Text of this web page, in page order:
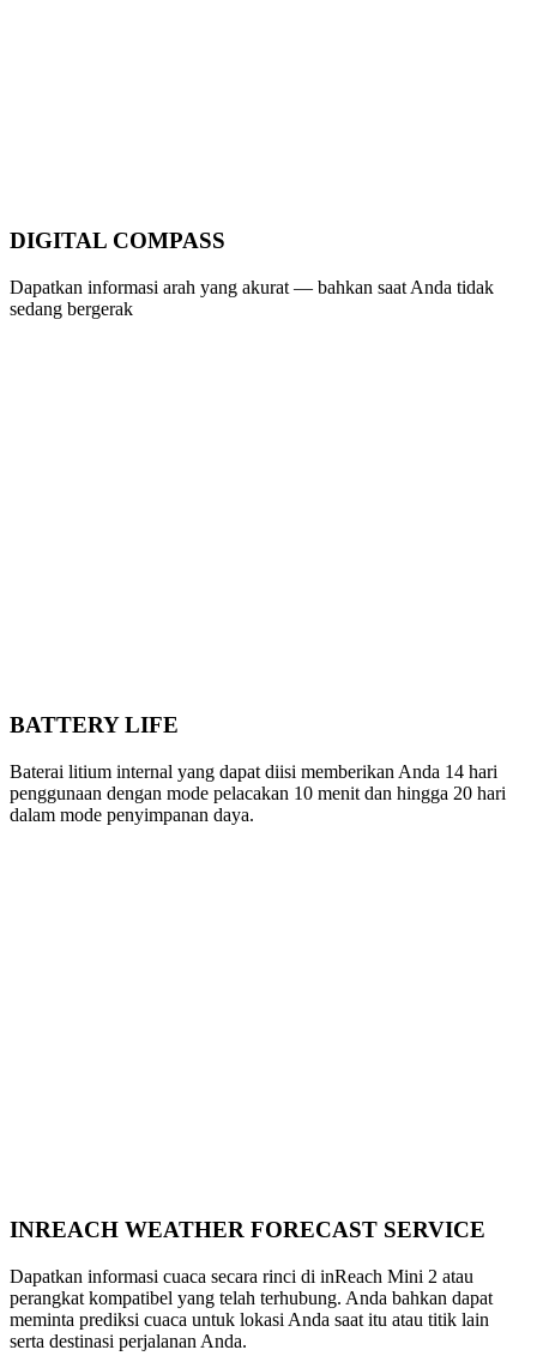
DIGITAL COMPASS
Dapatkan informasi arah yang akurat — bahkan saat Anda tidak
sedang bergerak
BATTERY LIFE
Baterai litium internal yang dapat diisi memberikan Anda 14 hari
penggunaan dengan mode pelacakan 10 menit dan hingga 20 hari
dalam mode penyimpanan daya.
INREACH WEATHER FORECAST SERVICE
Dapatkan informasi cuaca secara rinci di inReach Mini 2 atau
perangkat kompatibel yang telah terhubung. Anda bahkan dapat
meminta prediksi cuaca untuk lokasi Anda saat itu atau titik lain
serta destinasi perjalanan Anda.